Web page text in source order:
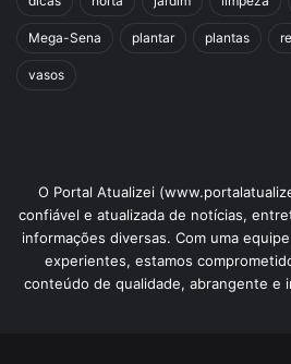
Mega-Sena plantar plantas
vasos
O Portal Atualizei
confiável e atualizada de notícias,
informações diversas. Com uma
experientes, estamos
conteúdo de qualidade, abrangente e